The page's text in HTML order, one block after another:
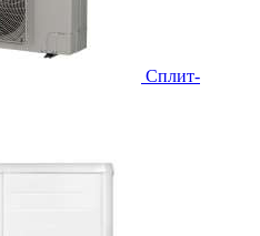
Cплит-